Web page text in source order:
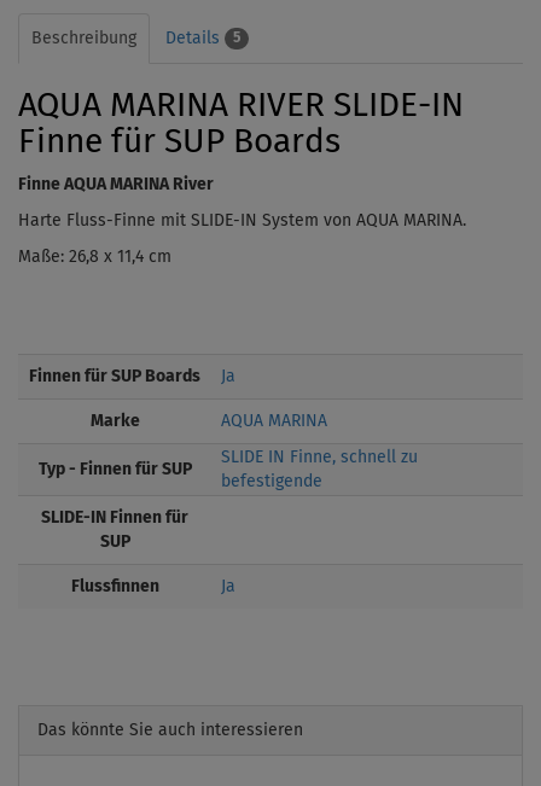
Beschreibung Details 5
AQUA MARINA RIVER SLIDE-IN
Finne für SUP Boards
Finne AQUA MARINA River
Harte Fluss-Finne mit SLIDE-IN System von AQUA MARINA.
Maße: 26,8 x 11,4 cm
Finnen für SUP Boards Ja
Marke AQUA MARINA
Typ - Finnen für SUP
SLIDE IN Finne, schnell zu
befestigende
SLIDE-IN Finnen für
SUP
Flussfinnen Ja
Das könnte Sie auch interessieren